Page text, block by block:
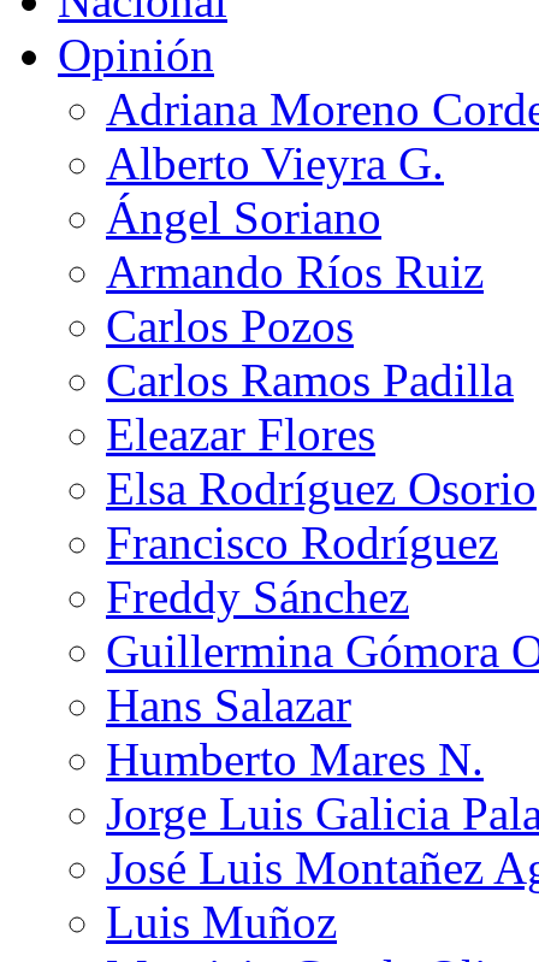
Opinión
Adriana Moreno
Alberto Vieyra G.
Ángel Soriano
Armando Ríos Ruiz
Carlos Pozos
Carlos Ramos Padilla
Eleazar Flores
Elsa Rodríguez Osorio
Francisco Rodríguez
Freddy Sánchez
Guillermina Gómora
Hans Salazar
Humberto Mares N.
Jorge Luis Galicia
José Luis Montañez
Luis Muñoz